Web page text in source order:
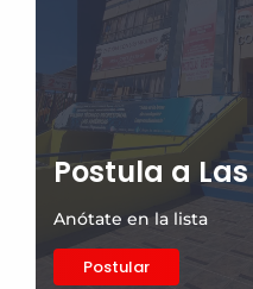
Postula a
Anótate en la lista
Postular